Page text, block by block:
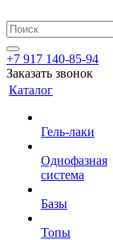
+7 917 140-85-94
Заказать звонок
Каталог
Гель-лаки
Однофазная
система
Базы
Топы